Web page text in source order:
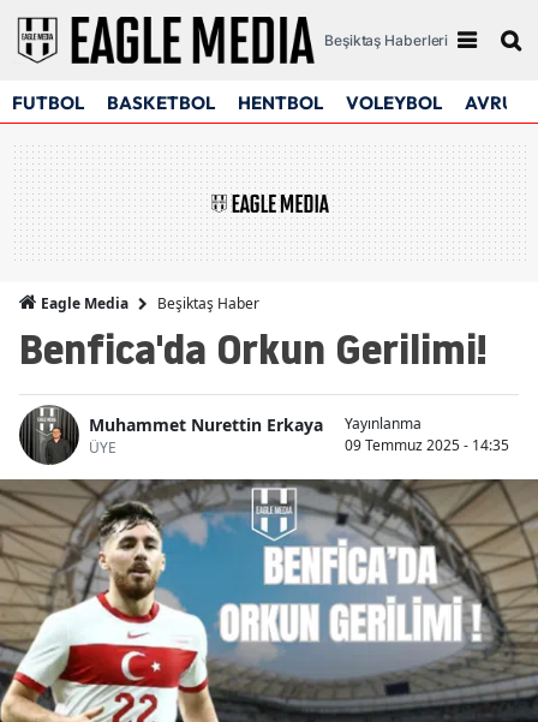
Beşiktaş Haberleri
FUTBOL BASKETBOL HENTBOL VOLEYBOL
Eagle Media Beşiktaş Haber
Benfica'da Orkun Gerilimi!
Muhammet Nurettin Erkaya
ÜYE
Yayınlanma
09 Temmuz 2025 - 14:35